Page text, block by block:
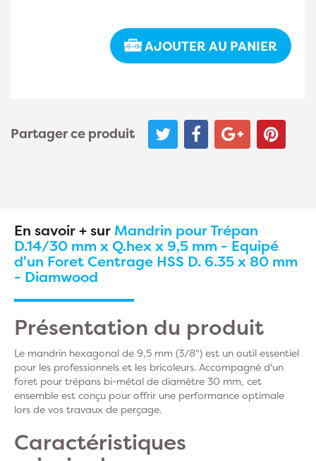
AJOUTER AU PANIER
Partager ce produit
En savoir + sur Mandrin pour Trépan
D.14/30 mm x Q.hex x 9,5 mm - Equipé
d'un Foret Centrage HSS D. 6.35 x 80 mm
- Diamwood
Présentation du produit
Le mandrin hexagonal de 9,5 mm (3/8") est un outil essentiel
pour les professionnels et les bricoleurs. Accompagné d'un
foret pour trépans bi-métal de diamètre 30 mm, cet
ensemble est conçu pour offrir une performance optimale
lors de vos travaux de perçage.
Caractéristiques